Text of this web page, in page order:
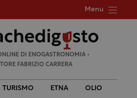
Menu
per:
DI ENOGASTRONOMIA •
FABRIZIO CARRERA
TURISMO ETNA OLIO